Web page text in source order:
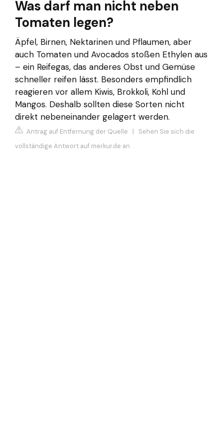
Was darf man nicht neben
Tomaten legen?
Äpfel, Birnen, Nektarinen und Pflaumen, aber
auch Tomaten und Avocados stoßen Ethylen aus
– ein Reifegas, das anderes Obst und Gemüse
schneller reifen lässt. Besonders empfindlich
reagieren vor allem Kiwis, Brokkoli, Kohl und
Mangos. Deshalb sollten diese Sorten nicht
direkt nebeneinander gelagert werden.
Antrag auf Entfernung der Quelle | Sehen Sie sich die
vollständige Antwort auf merkur.de an